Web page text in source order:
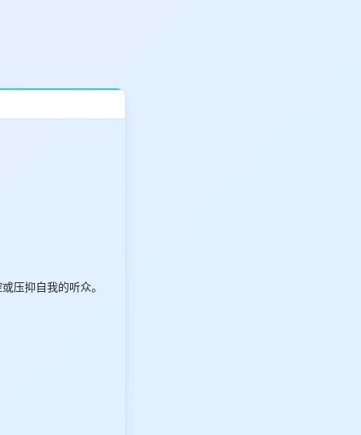
压抑自我的听众。